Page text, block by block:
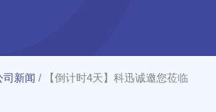
司新闻 /
【倒计时4天】科迅诚邀您莅临